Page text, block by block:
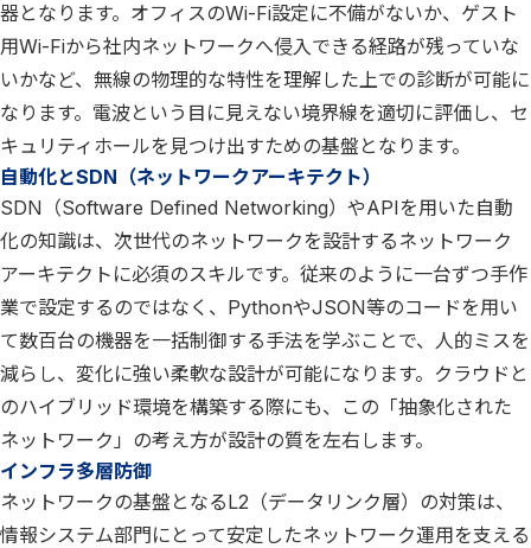
器となります。オフィスのWi-Fi設定に不備がないか、ゲスト
用Wi-Fiから社内ネットワークへ侵入できる経路が残っていな
いかなど、無線の物理的な特性を理解した上での診断が可能に
なります。電波という目に見えない境界線を適切に評価し、セ
キュリティホールを見つけ出すための基盤となります。
自動化とSDN（ネットワークアーキテクト）
SDN（Software Defined Networking）やAPIを用いた自動
化の知識は、次世代のネットワークを設計するネットワーク
アーキテクトに必須のスキルです。従来のように一台ずつ手作
業で設定するのではなく、PythonやJSON等のコードを用い
て数百台の機器を一括制御する手法を学ぶことで、人的ミスを
減らし、変化に強い柔軟な設計が可能になります。クラウドと
のハイブリッド環境を構築する際にも、この「抽象化された
ネットワーク」の考え方が設計の質を左右します。
インフラ多層防御
ネットワークの基盤となるL2（データリンク層）の対策は、
情報システム部門にとって安定したネットワーク運用を支える